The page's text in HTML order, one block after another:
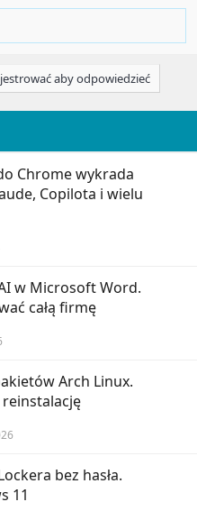
aby odpowiedzieć
Chrome wykrada
Copilota i wielu
w Microsoft Word.
całą firmę
Arch Linux.
bez hasła.
11